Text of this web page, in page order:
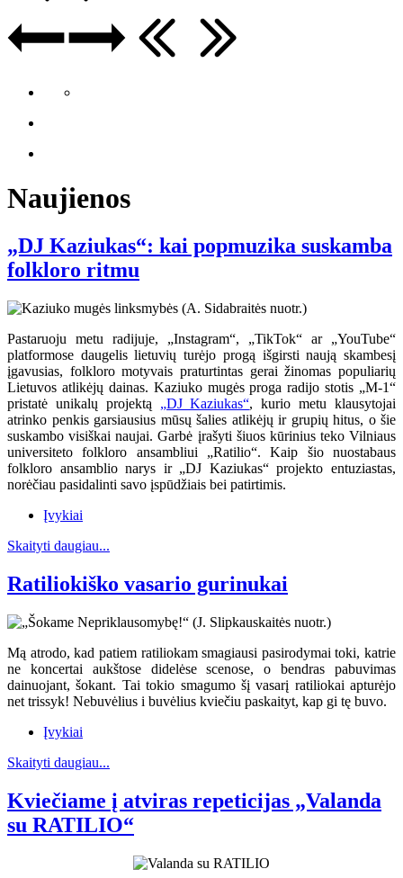
Naujienos
„DJ Kaziukas“: kai popmuzika suskamba
folkloro ritmu
Pastaruoju metu radijuje, „Instagram“, „TikTok“ ar „YouTube“
platformose daugelis lietuvių turėjo progą išgirsti naują skambesį
įgavusias, folkloro motyvais praturtintas gerai žinomas populiarių
Lietuvos atlikėjų dainas. Kaziuko mugės proga radijo stotis „M-1“
pristatė unikalų projektą „DJ Kaziukas“, kurio metu klausytojai
atrinko penkis garsiausius mūsų šalies atlikėjų ir grupių hitus, o šie
suskambo visiškai naujai. Garbė įrašyti šiuos kūrinius teko Vilniaus
universiteto folkloro ansambliui „Ratilio“. Kaip šio nuostabaus
folkloro ansamblio narys ir „DJ Kaziukas“ projekto entuziastas,
norėčiau pasidalinti savo įspūdžiais bei patirtimis.
Įvykiai
Skaityti daugiau...
Ratiliokiško vasario gurinukai
Mą atrodo, kad patiem ratiliokam smagiausi pasirodymai toki, katrie
ne koncertai aukštose didelėse scenose, o bendras pabuvimas
dainuojant, šokant. Tai tokio smagumo šį vasarį ratiliokai apturėjo
net trissyk! Nebuvėlius i buvėlius kviečiu paskaityt, kap gi tę buvo.
Įvykiai
Skaityti daugiau...
Kviečiame į atviras repeticijas „Valanda
su RATILIO“